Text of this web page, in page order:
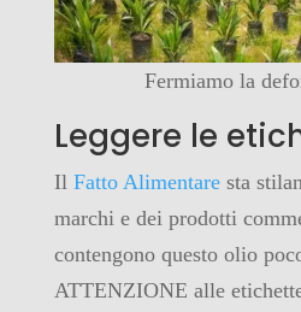
Fermiamo la
Leggere le
Il Fatto Alimentaresta
marchi e dei prodotti
contengono questo olio
ATTENZIONE alle